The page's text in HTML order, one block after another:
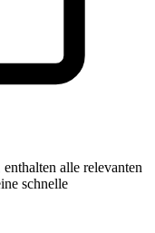
alle relevanten
schnelle